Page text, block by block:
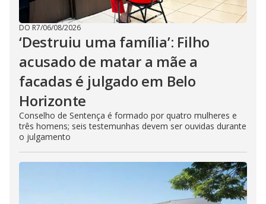
DO R7/06/08/2026
‘Destruiu uma família’: Filho
acusado de matar a mãe a
facadas é julgado em Belo
Horizonte
Conselho de Sentença é formado por quatro mulheres e
três homens; seis testemunhas devem ser ouvidas durante
o julgamento